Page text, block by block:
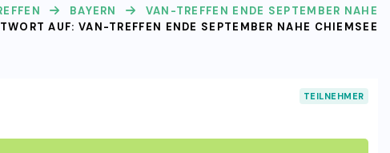
BAYERN
VAN-TREFFEN ENDE SEPTEMBER NAHE
AUF: VAN-TREFFEN ENDE SEPTEMBER NAHE CHIEMSEE
TEILNEHMER